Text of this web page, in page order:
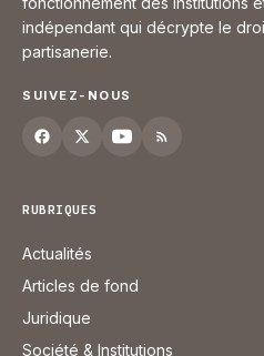
indépendant qui décrypte le
partisanerie.
SUIVEZ-NOUS
RUBRIQUES
Actualités
Articles de fond
Juridique
Société & Institutions